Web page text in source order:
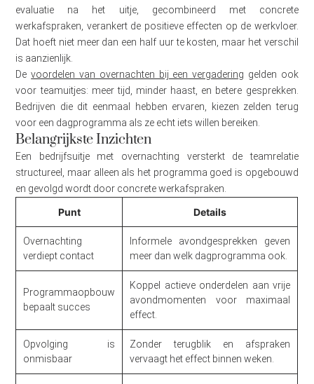
evaluatie na het uitje, gecombineerd met concrete
werkafspraken, verankert de positieve effecten op de werkvloer.
Dat hoeft niet meer dan een half uur te kosten, maar het verschil
is aanzienlijk.
Devoordelen van overnachten bij een vergadering gelden ook
voor teamuitjes: meer tijd, minder haast, en betere gesprekken.
Bedrijven die dit eenmaal hebben ervaren, kiezen zelden terug
voor een dagprogramma als ze echt iets willen bereiken.
Belangrijkste Inzichten
Een bedrijfsuitje met overnachting versterkt de teamrelatie
structureel, maar alleen als het programma goed is opgebouwd
en gevolgd wordt door concrete werkafspraken.
Punt Details
Overnachting
verdiept contact
Informele avondgesprekken geven
meer dan welk dagprogramma ook.
Programmaopbouw
bepaalt succes
Koppel actieve onderdelen aan vrije
avondmomenten voor maximaal
effect.
Opvolging is
onmisbaar
Zonder terugblik en afspraken
vervaagt het effect binnen weken.